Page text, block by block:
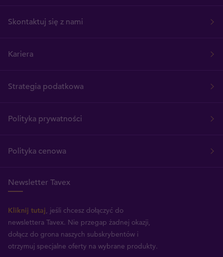
Skontaktuj się z nami
Kariera
Strategia podatkowa
Polityka prywatności
Polityka cenowa
Newsletter Tavex
Kliknij tutaj, jeśli chcesz dołączyć do
newslettera Tavex. Nie przegap żadnej okazji,
dołącz do grona naszych subskrybentów i
otrzymuj specjalne oferty na wybrane produkty.